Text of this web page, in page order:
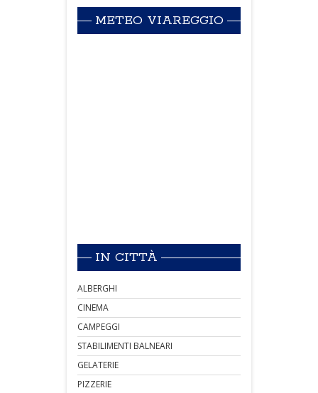
METEO VIAREGGIO
IN CITTÀ
ALBERGHI
CINEMA
CAMPEGGI
STABILIMENTI BALNEARI
GELATERIE
PIZZERIE